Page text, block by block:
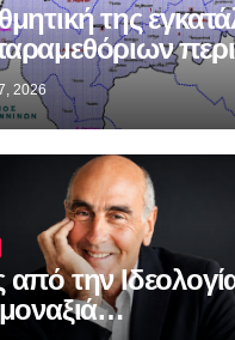
της
2026
από την